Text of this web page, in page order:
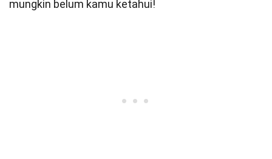
mungkin belum kamu ketahui!